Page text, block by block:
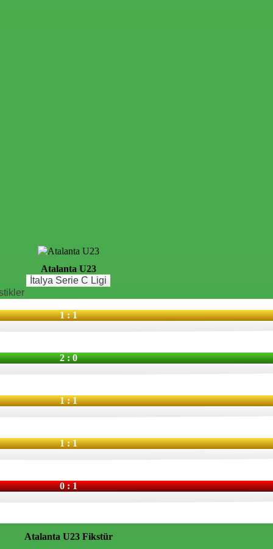
Atalanta U23
İtalya Serie C Ligi
1 : 1
2 : 0
1 : 1
1 : 1
0 : 1
Atalanta U23 Fikstür